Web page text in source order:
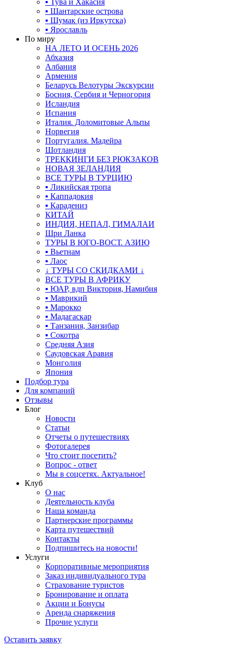
▪ Тува и Хакасия
▪ Шантарские острова
▪ Шумак (из Иркутска)
▪ Ярославль
По миру
НА ЛЕТО И ОСЕНЬ 2026
Абхазия
Албания
Армения
Беларусь Велотуры Экскурсии
Босния, Сербия и Черногория
Исландия
Испания
Италия. Доломитовые Альпы
Норвегия
Португалия. Мадейра
Шотландия
ТРЕККИНГИ БЕЗ РЮКЗАКОВ
НОВАЯ ЗЕЛАНДИЯ
ВСЕ ТУРЫ В ТУРЦИЮ
▪ Ликийская тропа
▪ Каппадокия
▪ Карадениз
КИТАЙ
ИНДИЯ, НЕПАЛ, ГИМАЛАИ
Шри Ланка
ТУРЫ В ЮГО-ВОСТ. АЗИЮ
▪ Вьетнам
▪ Лаос
↓ ТУРЫ СО СКИДКАМИ ↓
ВСЕ ТУРЫ В АФРИКУ
▪ ЮАР, вдп Виктория, Намибия
▪ Маврикий
▪ Марокко
▪ Мадагаскар
▪ Танзания, Занзибар
▪ Сокотра
Средняя Азия
Саудовская Аравия
Монголия
Япония
Подбор тура
Для компаний
Отзывы
Блог
Новости
Статьи
Отчеты о путешествиях
Фотогалерея
Что стоит посетить?
Вопрос - ответ
Мы в соцсетях. Актуальное!
Клуб
О нас
Деятельность клуба
Наша команда
Партнерские программы
Карта путешествий
Контакты
Подпишитесь на новости!
Услуги
Корпоративные мероприятия
Заказ индивидуального тура
Страхование туристов
Бронирование и оплата
Акции и Бонусы
Аренда снаряжения
Прочие услуги
Оставить заявку